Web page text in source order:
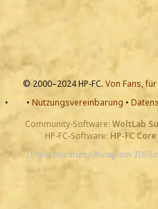
© 2000–2024 HP-FC. Von Fans,
• • Nutzungsvereinbarung •
Community-Software: WoltLab
HP-FC-Software: HP-FC Core
Draco Dormiens Nunquam